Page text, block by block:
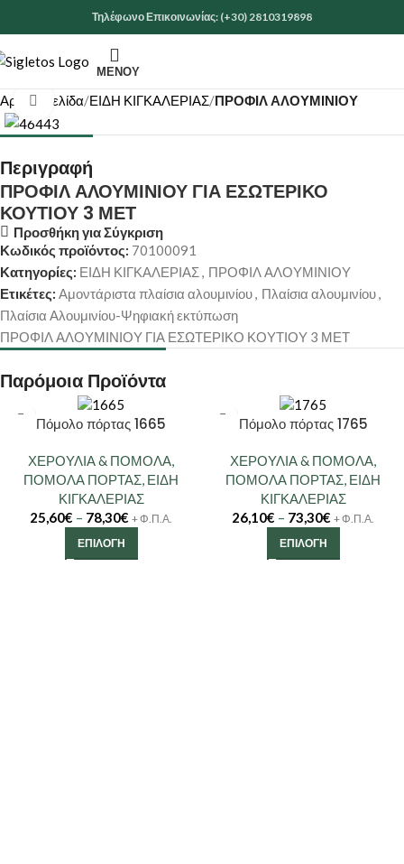
Τηλέφωνο Επικοινωνίας: (+30) 2810319898
ΜΕΝΟΎ
Αρχική σελίδα ΕΙΔΗ ΚΙΓΚΑΛΕΡΙΑΣ ΠΡΟΦΙΛ ΑΛΟΥΜΙΝΙΟΥ
Κάντε κλικ για μεγέθυνση
Περιγραφή
ΠΡΟΦΙΛ ΑΛΟΥΜΙΝΙΟΥ ΓΙΑ ΕΣΩΤΕΡΙΚΟ
ΚΟΥΤΙΟΥ 3 ΜΕΤ
Προσθήκη για Σύγκριση
Κωδικός προϊόντος: 70100091
Κατηγορίες: ΕΙΔΗ ΚΙΓΚΑΛΕΡΙΑΣ, ΠΡΟΦΙΛ ΑΛΟΥΜΙΝΙΟΥ
Ετικέτες: Αμοντάριστα πλαίσια αλουμινίου, Πλαίσια αλουμινίου,
Πλαίσια Αλουμινίου-Ψηφιακή εκτύπωση
ΠΡΟΦΙΛ ΑΛΟΥΜΙΝΙΟΥ ΓΙΑ ΕΣΩΤΕΡΙΚΟ ΚΟΥΤΙΟΥ 3 ΜΕΤ
Παρόμοια Προϊόντα
Πόμολο πόρτας 1665
ΧΕΡΟΥΛΙΑ & ΠΟΜΟΛΑ,
ΠΟΜΟΛΑ ΠΟΡΤΑΣ, ΕΙΔΗ
ΚΙΓΚΑΛΕΡΙΑΣ
25,60€ – 78,30€ + Φ.Π.Α.
ΕΠΙΛΟΓΉ
Πόμολο πόρτας 1765
ΧΕΡΟΥΛΙΑ & ΠΟΜΟΛΑ,
ΠΟΜΟΛΑ ΠΟΡΤΑΣ, ΕΙΔΗ
ΚΙΓΚΑΛΕΡΙΑΣ
26,10€ – 73,30€ + Φ.Π.Α.
ΕΠΙΛΟΓΉ